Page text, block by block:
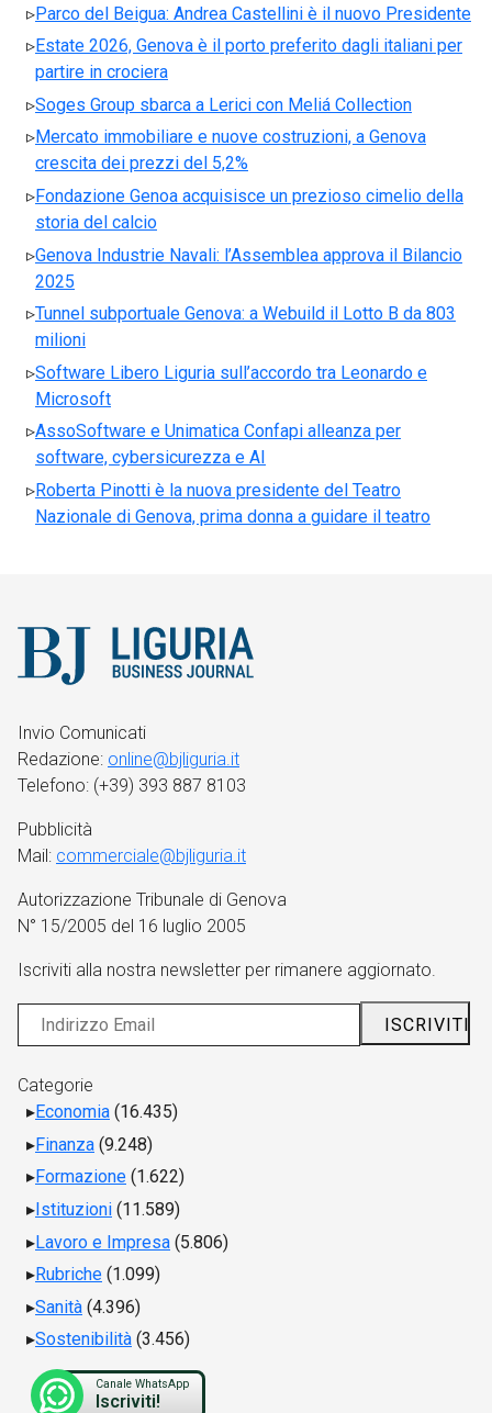
Parco del Beigua: Andrea Castellini è il nuovo Presidente
Estate 2026, Genova è il porto preferito dagli italiani per
partire in crociera
Soges Group sbarca a Lerici con Meliá Collection
Mercato immobiliare e nuove costruzioni, a Genova
crescita dei prezzi del 5,2%
Fondazione Genoa acquisisce un prezioso cimelio della
storia del calcio
Genova Industrie Navali: l’Assemblea approva il Bilancio
2025
Tunnel subportuale Genova: a Webuild il Lotto B da 803
milioni
Software Libero Liguria sull’accordo tra Leonardo e
Microsoft
AssoSoftware e Unimatica Confapi alleanza per
software, cybersicurezza e AI
Roberta Pinotti è la nuova presidente del Teatro
Nazionale di Genova, prima donna a guidare il teatro
Invio Comunicati
Redazione: online@bjliguria.it
Telefono: (+39) 393 887 8103
Pubblicità
Mail: commerciale@bjliguria.it
Autorizzazione Tribunale di Genova
N° 15/2005 del 16 luglio 2005
Iscriviti alla nostra newsletter per rimanere aggiornato.
Categorie
Economia (16.435)
Finanza (9.248)
Formazione (1.622)
Istituzioni (11.589)
Lavoro e Impresa (5.806)
Rubriche (1.099)
Sanità (4.396)
Sostenibilità (3.456)
Canale WhatsApp
Iscriviti!